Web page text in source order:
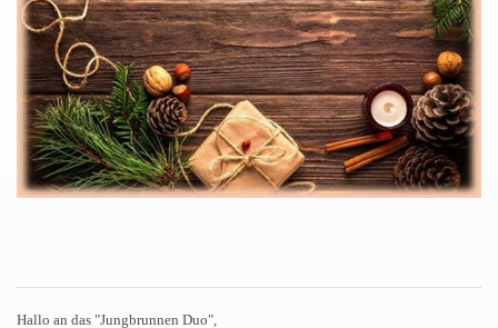
Hallo an das "Jungbrunnen Duo",